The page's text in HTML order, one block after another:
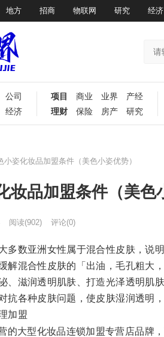
地方 招商 物联网 研究 经济
公司
经济
项目 商业 业界
产经
理财
保险 房产 研究
小姿化妆品加盟条件（美色小姿优势）
妆品加盟条件（美色
阅读(902) 评论(0)
多数亚洲女性属于混合性皮肤，说
解混合性皮肤的「出油，毛孔粗大
、滋润透明肌肤、打造光泽透明肌
抗各种皮肤问题，使皮肤湿润透明
加盟
的大型化妆品连锁加盟专营店品牌